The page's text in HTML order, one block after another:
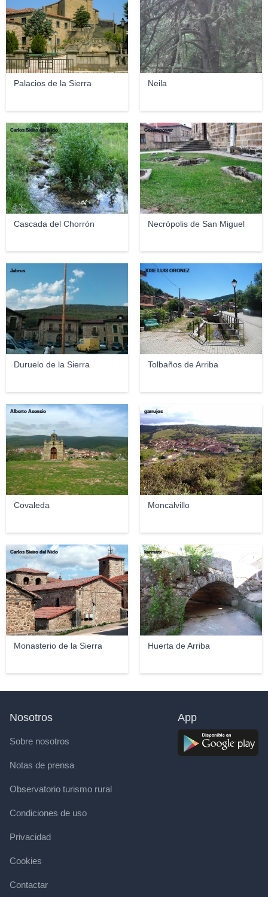
Palacios de la Sierra Neila
Cascada del Chorrón
Carlos Sieiro del Nido
Necrópolis de San Miguel
Gonzopower
Duruelo de la Sierra
Jabrus
Tolbaños de Arriba
JOSE LUIS OROÑEZ
Covaleda
Alberto Asensio
Moncalvillo
garrujos
Monasterio de la Sierra
Carlos Sieiro del Nido
Huerta de Arriba
karmarx
Nosotros
Sobre nosotros
Notas de prensa
Observatorio turismo rural
Condiciones de uso
Privacidad
Cookies
Contactar
App